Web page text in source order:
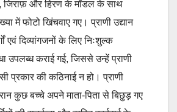
जिराफ़ और हिरण के मॉडल के साथ
में फोटो खिंचवाए गए। प्राणी उद्यान
एवं दिव्यांगजनों के लिए निःशुल्क
उपलब्ध कराई गई, जिससे उन्हें प्राणी
प्रकार की कठिनाई न हो। प्राणी
कुछ बच्चे अपने माता-पिता से बिछुड़ गए